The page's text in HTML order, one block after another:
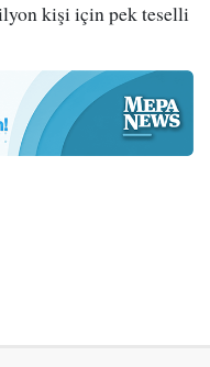
kişi için pek teselli